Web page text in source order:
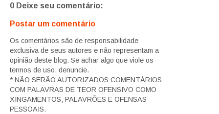
0 Deixe seu comentário:
Postar um comentário
Os comentários são de responsabilidade
exclusiva de seus autores e não representam a
opinião deste blog. Se achar algo que viole os
termos de uso, denuncie.
* NÃO SERÃO AUTORIZADOS COMENTÁRIOS
COM PALAVRAS DE TEOR OFENSIVO COMO
XINGAMENTOS, PALAVRÕES E OFENSAS
PESSOAIS.